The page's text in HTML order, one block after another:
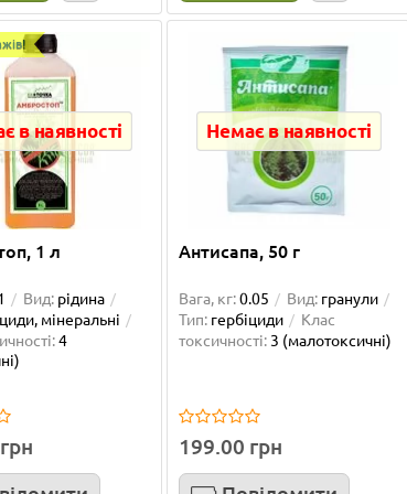
3
грн
1
4.00 грн
Купити
г Буран, 1 л
в наявності
1 л
Вид: рідина
мінеральні
4
Немає в наявності
Антисапа, 50 г
Вага, кг:0.05 Вид: гранули
Тип: гербіциди
Клас
токсичності: 3 (малотоксичні)
199.00 грн